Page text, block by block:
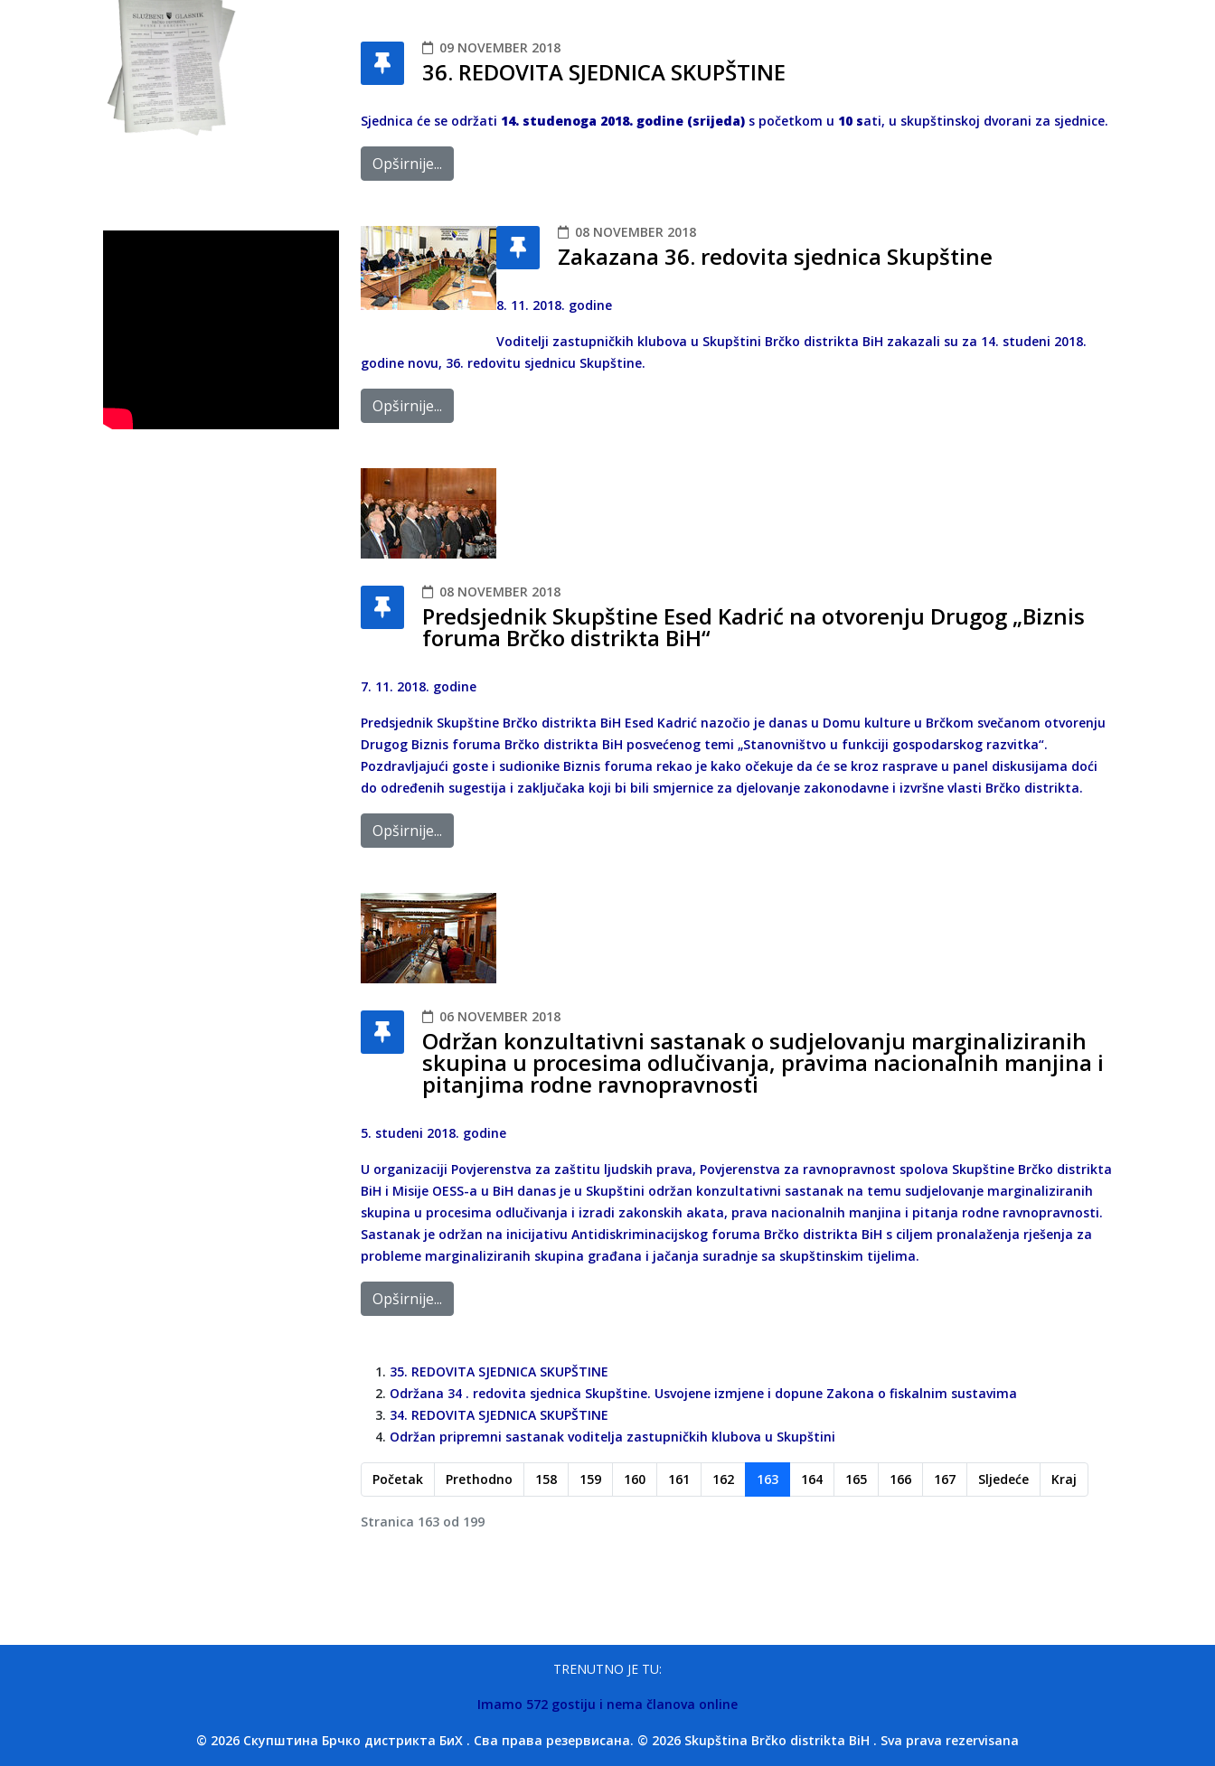
09 NOVEMBER 2018
36. REDOVITA SJEDNICA SKUPŠTINE
Sjednica će se održati 14. studenoga 2018. godine (srijeda) s početkom u 10 sati, u skupštinskoj dvorani za sjednice.
Opširnije...
08 NOVEMBER 2018
Zakazana 36. redovita sjednica Skupštine
8. 11. 2018. godine
Voditelji zastupničkih klubova u Skupštini Brčko distrikta BiH zakazali su za 14. studeni 2018.
godine novu, 36. redovitu sjednicu Skupštine.
Opširnije...
08 NOVEMBER 2018
Predsjednik Skupštine Esed Kadrić na otvorenju Drugog „Biznis
foruma Brčko distrikta BiH“
7. 11. 2018. godine
Predsjednik Skupštine Brčko distrikta BiH Esed Kadrić nazočio je danas u Domu kulture u Brčkom svečanom otvorenju
Drugog Biznis foruma Brčko distrikta BiH posvećenog temi „Stanovništvo u funkciji gospodarskog razvitka“.
Pozdravljajući goste i sudionike Biznis foruma rekao je kako očekuje da će se kroz rasprave u panel diskusijama doći
do određenih sugestija i zaključaka koji bi bili smjernice za djelovanje zakonodavne i izvršne vlasti Brčko distrikta.
Opširnije...
06 NOVEMBER 2018
Održan konzultativni sastanak o sudjelovanju marginaliziranih
skupina u procesima odlučivanja, pravima nacionalnih manjina i
pitanjima rodne ravnopravnosti
5. studeni 2018. godine
U organizaciji Povjerenstva za zaštitu ljudskih prava, Povjerenstva za ravnopravnost spolova Skupštine Brčko distrikta
BiH i Misije OESS-a u BiH danas je u Skupštini održan konzultativni sastanak na temu sudjelovanje marginaliziranih
skupina u procesima odlučivanja i izradi zakonskih akata, prava nacionalnih manjina i pitanja rodne ravnopravnosti.
Sastanak je održan na inicijativu Antidiskriminacijskog foruma Brčko distrikta BiH s ciljem pronalaženja rješenja za
probleme marginaliziranih skupina građana i jačanja suradnje sa skupštinskim tijelima.
Opširnije...
35. REDOVITA SJEDNICA SKUPŠTINE
Održana 34 . redovita sjednica Skupštine. Usvojene izmjene i dopune Zakona o fiskalnim sustavima
34. REDOVITA SJEDNICA SKUPŠTINE
Održan pripremni sastanak voditelja zastupničkih klubova u Skupštini
Početak Prethodno 158 159 160 161 162 163 164 165 166 167 Sljedeće Kraj
Stranica 163 od 199
TRENUTNO JE TU:
Imamo 572 gostiju i nema članova online
© 2026 Скупштина Брчко дистрикта БиХ . Сва права резервисана. © 2026 Skupština Brčko distrikta BiH . Sva prava rezervisana